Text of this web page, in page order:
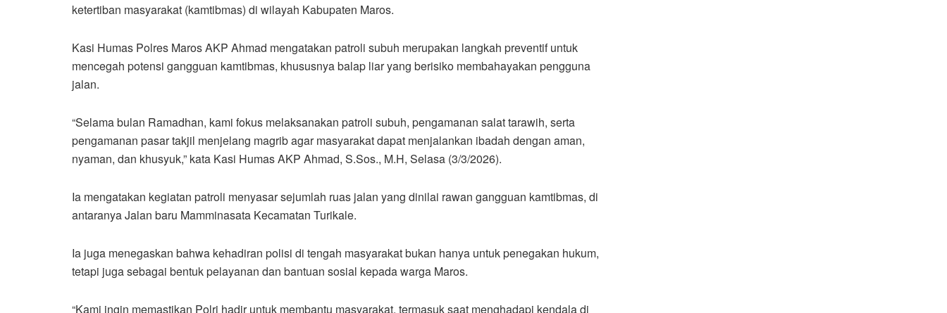
ketertiban masyarakat (kamtibmas) di wilayah Kabupaten Maros.
Kasi Humas Polres Maros AKP Ahmad mengatakan patroli subuh merupakan langkah preventif untuk
mencegah potensi gangguan kamtibmas, khususnya balap liar yang berisiko membahayakan pengguna
jalan.
“Selama bulan Ramadhan, kami fokus melaksanakan patroli subuh, pengamanan salat tarawih, serta
pengamanan pasar takjil menjelang magrib agar masyarakat dapat menjalankan ibadah dengan aman,
nyaman, dan khusyuk,” kata Kasi Humas AKP Ahmad, S.Sos., M.H, Selasa (3/3/2026).
Ia mengatakan kegiatan patroli menyasar sejumlah ruas jalan yang dinilai rawan gangguan kamtibmas, di
antaranya Jalan baru Mamminasata Kecamatan Turikale.
Ia juga menegaskan bahwa kehadiran polisi di tengah masyarakat bukan hanya untuk penegakan hukum,
tetapi juga sebagai bentuk pelayanan dan bantuan sosial kepada warga Maros.
“Kami ingin memastikan Polri hadir untuk membantu masyarakat, termasuk saat menghadapi kendala di